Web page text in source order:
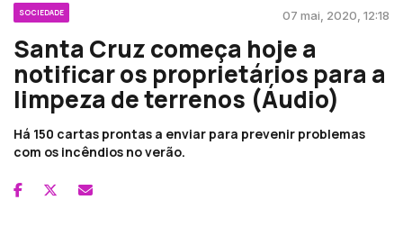
SOCIEDADE 07 mai, 2020, 12:18
Santa Cruz começa hoje a
notificar os proprietários para a
limpeza de terrenos (Áudio)
Há 150 cartas prontas a enviar para prevenir problemas
com os incêndios no verão.